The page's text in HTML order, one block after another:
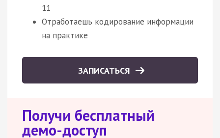
11
Отработаешь кодирование информации
на практике
ЗАПИСАТЬСЯ
Получи бесплатный
демо-доступ